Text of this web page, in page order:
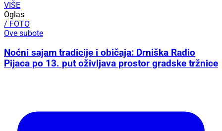
VIŠE
Oglas
/ FOTO
Ove subote
Noćni sajam tradicije i običaja: Drniška Radio
Pijaca po 13. put oživljava prostor gradske tržnice